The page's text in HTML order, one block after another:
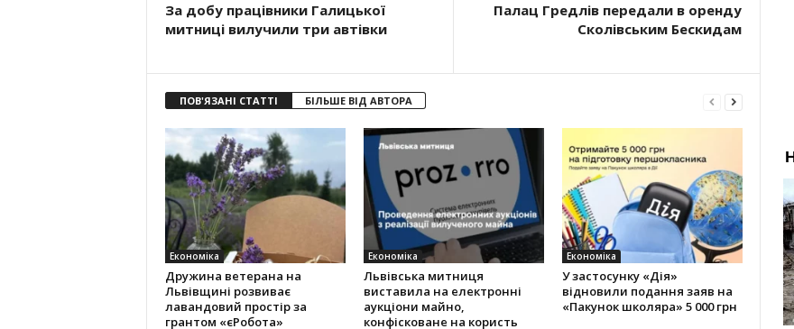
За добу працівники Галицької
митниці вилучили три автівки
Палац Гредлів передали в оренду
Сколівським Бескидам
ПОВ'ЯЗАНІ СТАТТІ БІЛЬШЕ ВІД АВТОРА
Економіка
Дружина ветерана на
Львівщині розвиває
лавандовий простір за
грантом «єРобота»
Економіка
Львівська митниця
виставила на електронні
аукціони майно,
конфісковане на користь
Економіка
У застосунку «Дія»
відновили подання заяв на
«Пакунок школяра» 5 000 грн